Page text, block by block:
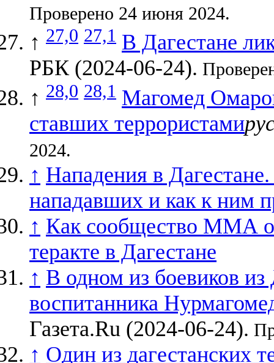
Проверено 24 июня 2024.
↑ 27,0 27,1 В Дагестане
РБК (2024-06-24).
↑ 28,0 28,1 Магомед
ставших террористами
2024.
↑ Нападения в
нападавших и как к ним
↑ Как сообщество ММА
теракте в Дагестане
↑ В одном из боевиков
воспитанника
Газета.Ru (2024-06-24).
↑ Один из дагестанских